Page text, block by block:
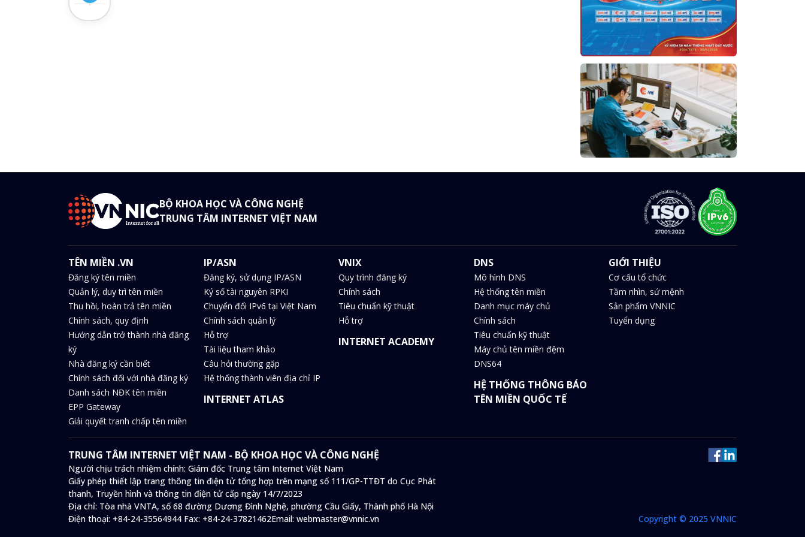
BỘ KHOA HỌC VÀ CÔNG NGHỆ
TRUNG TÂM INTERNET VIỆT NAM
TÊN MIỀN .VN
Đăng ký tên miền
Quản lý, duy trì tên miền
Thu hồi, hoàn trả tên miền
Chính sách, quy định
Hướng dẫn trở thành nhà đăng
ký
Nhà đăng ký cần biết
Chính sách đối với nhà đăng ký
Danh sách NĐK tên miền
EPP Gateway
Giải quyết tranh chấp tên miền
IP/ASN
Đăng ký, sử dụng IP/ASN
Ký số tài nguyên RPKI
Chuyển đổi IPv6 tại Việt Nam
Chính sách quản lý
Hỗ trợ
Tài liệu tham khảo
Câu hỏi thường gặp
Hệ thống thành viên địa chỉ IP
INTERNET ATLAS
VNIX
Quy trình đăng ký
Chính sách
Tiêu chuẩn kỹ thuật
Hỗ trợ
INTERNET ACADEMY
DNS
Mô hình DNS
Hệ thống tên miền
Danh mục máy chủ
Chính sách
Tiêu chuẩn kỹ thuật
Máy chủ tên miền đệm
DNS64
HỆ THỐNG THÔNG BÁO
TÊN MIỀN QUỐC TẾ
GIỚI THIỆU
Cơ cấu tổ chức
Tầm nhìn, sứ mệnh
Sản phẩm VNNIC
Tuyển dụng
TRUNG TÂM INTERNET VIỆT NAM - BỘ KHOA HỌC VÀ CÔNG NGHỆ
Người chịu trách nhiệm chính: Giám đốc Trung tâm Internet Việt Nam
Giấy phép thiết lập trang thông tin điện tử tổng hợp trên mạng số 111/GP-TTĐT do Cục Phát
thanh, Truyền hình và thông tin điện tử cấp ngày 14/7/2023
Địa chỉ: Tòa nhà VNTA, số 68 đường Dương Đình Nghệ, phường Cầu Giấy, Thành phố Hà Nội
Điện thoại: +84-24-35564944 Fax: +84-24-37821462Email: webmaster@vnnic.vn Copyright © 2025 VNNIC